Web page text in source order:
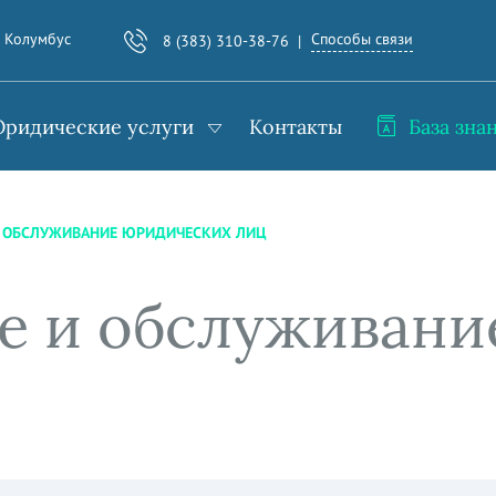
Колумбус 8 (383) 310-38-76 Способы связи
услуги Контакты База
ЮРИДИЧЕСКИХ ЛИЦ
и